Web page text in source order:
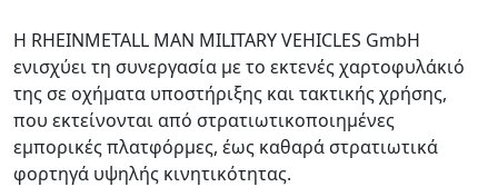
Η RHEINMETALL MAN MILITARY VEHICLES GmbH
ενισχύει τη συνεργασία με το εκτενές χαρτοφυλάκιό
της σε οχήματα υποστήριξης και τακτικής χρήσης,
που εκτείνονται από στρατιωτικοποιημένες
εμπορικές πλατφόρμες, έως καθαρά στρατιωτικά
φορτηγά υψηλής κινητικότητας.